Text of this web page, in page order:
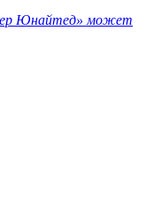
Юнайтед» может